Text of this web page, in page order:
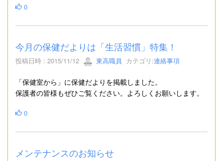
0
今月の保健だよりは「生活習慣」特集！
投稿日時 : 2015/11/12 東高職員 カテゴリ:連絡事項
「保健室から 」に保健だよりを掲載しました。
保護者の皆様もぜひご覧ください。よろしくお願いします。
0
メンテナンスのお知らせ